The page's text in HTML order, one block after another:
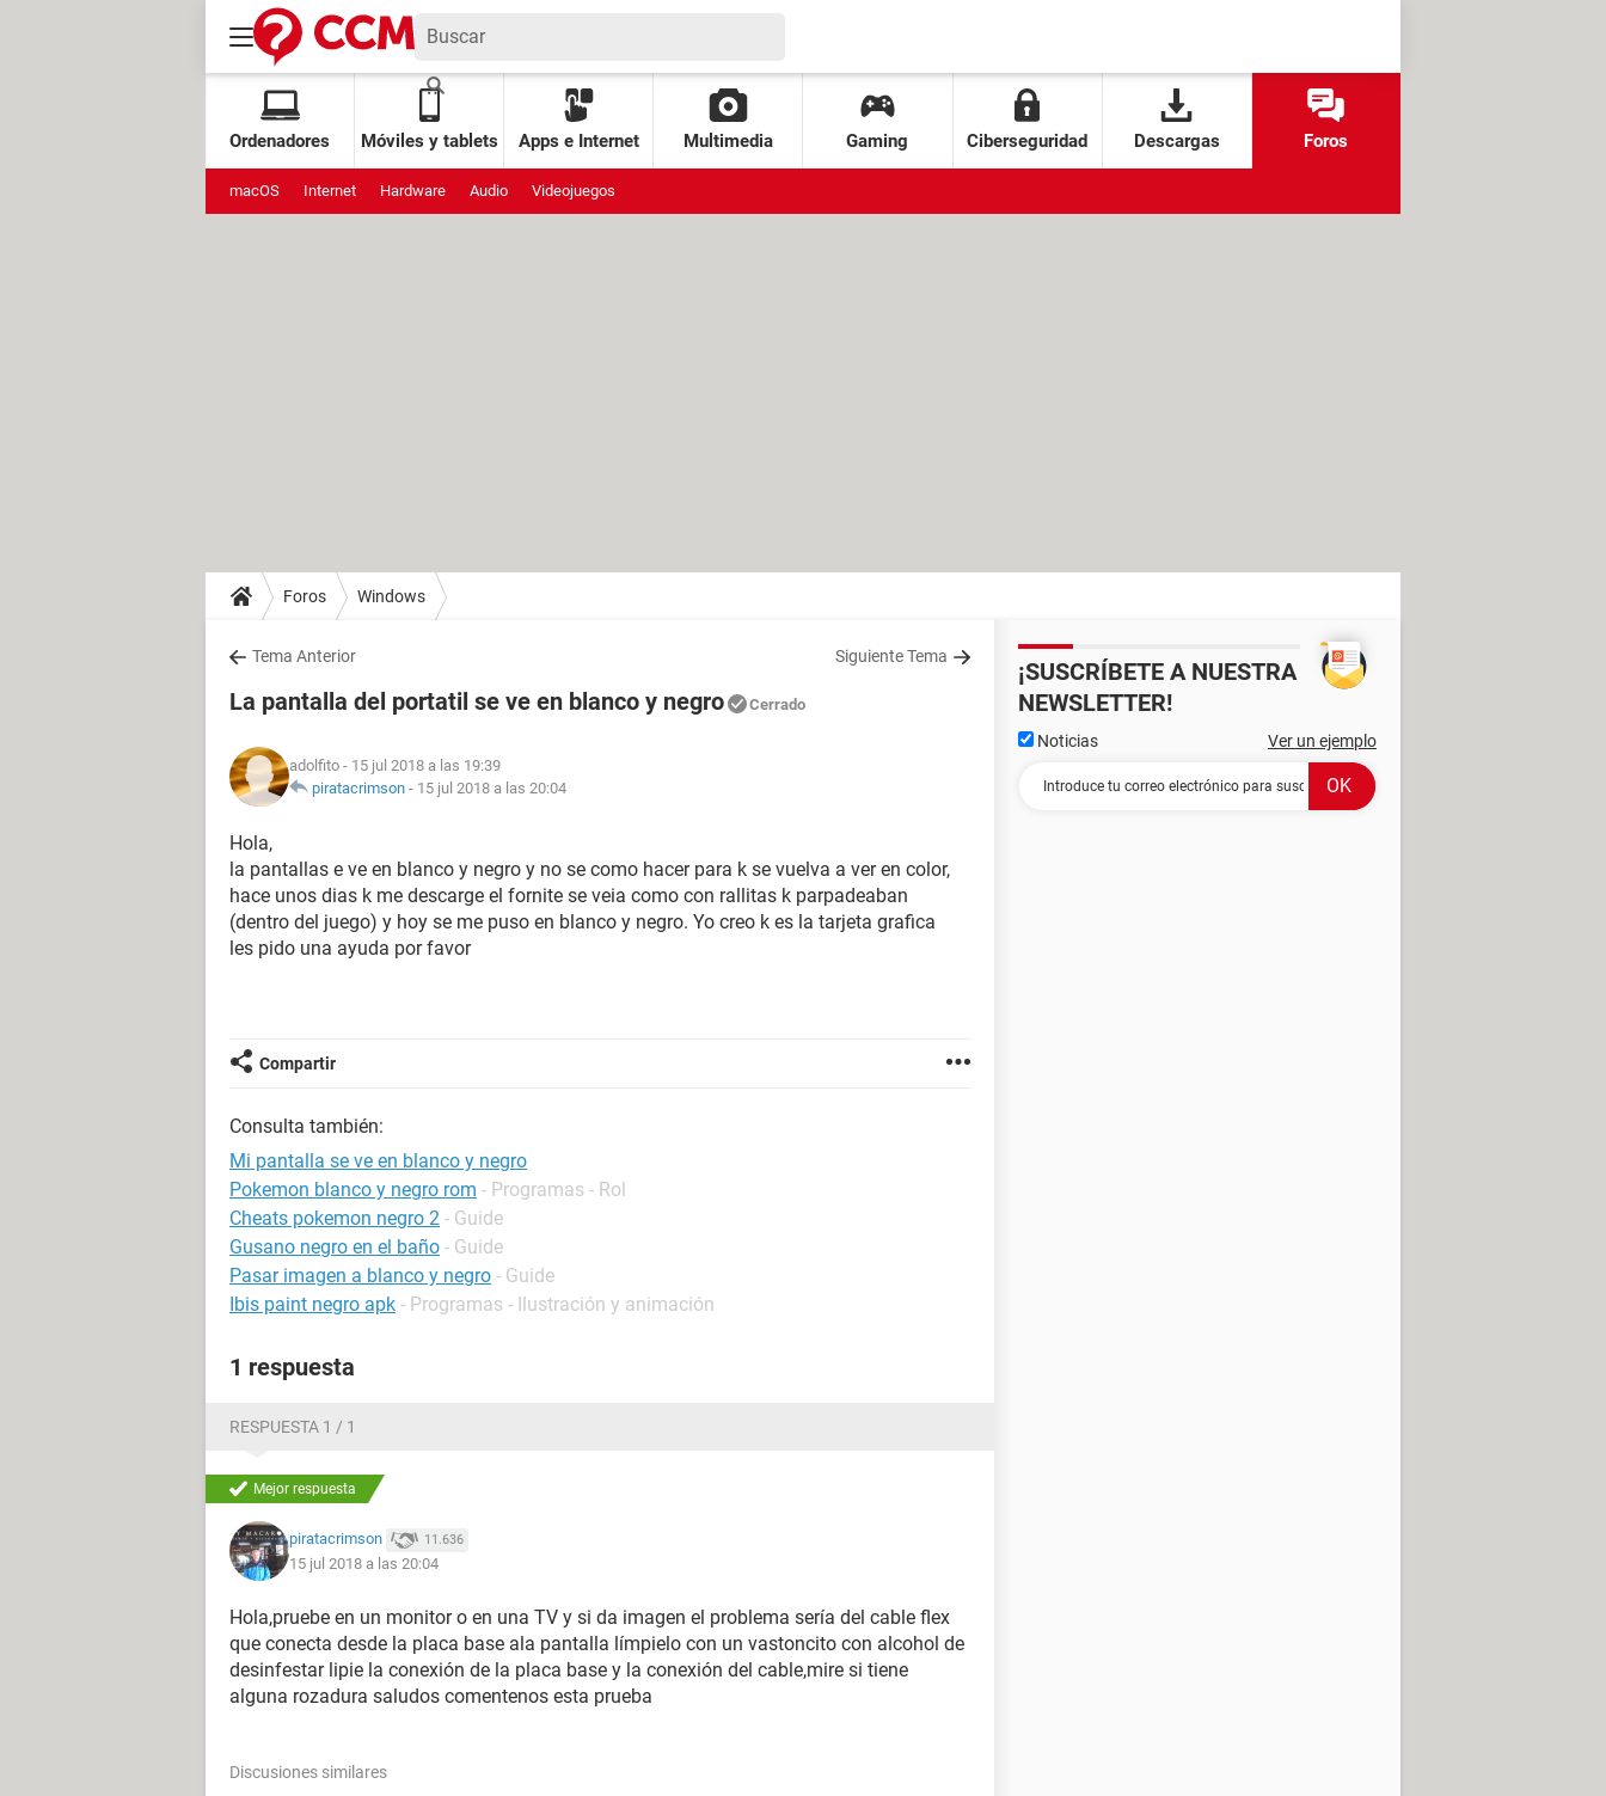
Ordenadores Móviles y tablets Apps e Internet Multimedia Gaming Ciberseguridad Descargas Foros
macOS Internet Hardware Audio Videojuegos
Foros Windows
Tema Anterior Siguiente Tema
La pantalla del portatil se ve en blanco y negro Cerrado
adolfito - 15 jul 2018 a las 19:39
piratacrimson - 15 jul 2018 a las 20:04
Hola,
la pantallas e ve en blanco y negro y no se como hacer para k se vuelva a ver en color,
hace unos dias k me descarge el fornite se veia como con rallitas k parpadeaban
(dentro del juego) y hoy se me puso en blanco y negro. Yo creo k es la tarjeta grafica
les pido una ayuda por favor
Compartir
Consulta también:
Mi pantalla se ve en blanco y negro
Pokemon blanco y negro rom - Programas - Rol
Cheats pokemon negro 2 - Guide
Gusano negro en el baño - Guide
Pasar imagen a blanco y negro - Guide
Ibis paint negro apk - Programas - Ilustración y animación
1 respuesta
RESPUESTA 1 / 1
Mejor respuesta
piratacrimson 11.636
15 jul 2018 a las 20:04
Hola,pruebe en un monitor o en una TV y si da imagen el problema sería del cable flex
que conecta desde la placa base ala pantalla límpielo con un vastoncito con alcohol de
desinfestar lipie la conexión de la placa base y la conexión del cable,mire si tiene
alguna rozadura saludos comentenos esta prueba
Discusiones similares
¡SUSCRÍBETE A NUESTRA
NEWSLETTER!
Noticias Ver un ejemplo